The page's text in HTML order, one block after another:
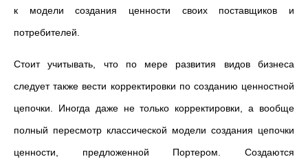
к модели создания ценности своих поставщиков и
потребителей.
Стоит учитывать, что по мере развития видов бизнеса
следует также вести корректировки по созданию ценностной
цепочки. Иногда даже не только корректировки, а вообще
полный пересмотр классической модели создания цепочки
ценности, предложенной Портером. Создаются